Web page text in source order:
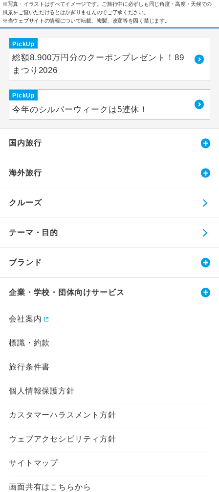
※写真・イラストはすべてイメージです。ご旅行中に必ずしも同じ角度・高度・天候での
風景をご覧いただけるとはかぎりませんのでご了承ください。
※当ウェブサイトの情報について転載、複製、改変等を固く禁じます。
PickUp
総額8,900万円分のクーポンプレゼント！89
まつり2026
PickUp
今年のシルバーウィークは5連休！
国内旅行
海外旅行
クルーズ
テーマ・目的
ブランド
企業・学校・団体向けサービス
会社案内
標識・約款
旅行条件書
個人情報保護方針
カスタマーハラスメント方針
ウェブアクセシビリティ方針
サイトマップ
画面共有はこちらから